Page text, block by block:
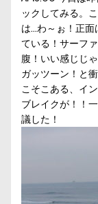
ックしてみる。
は…わ～ぉ！正面
ている！サーフ
腹！いい感じじ
ガッツーン！と
こそこある、イ
ブレイクが！！
議した！